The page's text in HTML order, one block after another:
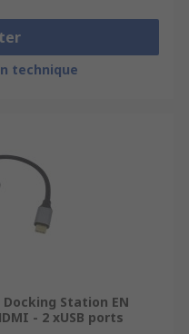
technique
Docking Station EN
- 2 xUSB ports